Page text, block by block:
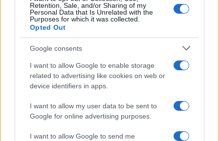
Retention, Sale, and/or Sharing of my
Personal Data that Is Unrelated with the
Purposes for which it was collected.
Opted Out
Google consents
I want to allow Google to enable storage
related to advertising like cookies on web or
device identifiers in apps.
I want to allow my user data to be sent to
Google for online advertising purposes.
I want to allow Google to send me
sterke economie
Sanne De Vries · 8 aug 2026
INVESTERINGEN